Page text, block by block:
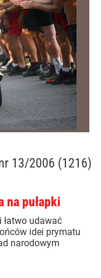
13/2006 (1216)
na pułapki
łatwo udawać
idei prymatu
narodowym